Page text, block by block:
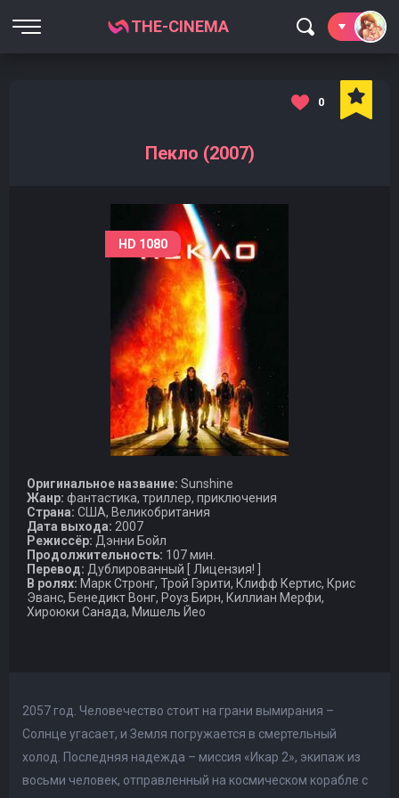
THE-CINEMA
Пекло (2007)
0
HD 1080
Оригинальное название: Sunshine
Жанр: фантастика, триллер, приключения
Страна: США, Великобритания
Дата выхода: 2007
Режиссёр: Дэнни Бойл
Продолжительность: 107 мин.
Перевод: Дублированный [ Лицензия! ]
В ролях: Марк Стронг, Трой Гэрити, Клифф Кертис, Крис
Эванс, Бенедикт Вонг, Роуз Бирн, Киллиан Мерфи,
Хироюки Санада, Мишель Йео
2057 год. Человечество стоит на грани вымирания –
Солнце угасает, и Земля погружается в смертельный
холод. Последняя надежда – миссия «Икар 2», экипаж из
восьми человек, отправленный на космическом корабле с